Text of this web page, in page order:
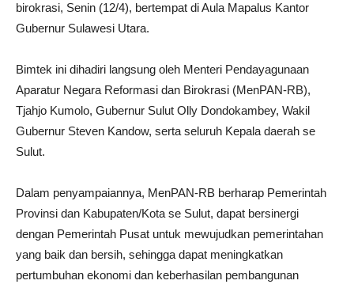
birokrasi, Senin (12/4), bertempat di Aula Mapalus Kantor
Gubernur Sulawesi Utara.
Bimtek ini dihadiri langsung oleh Menteri Pendayagunaan
Aparatur Negara Reformasi dan Birokrasi (MenPAN-RB),
Tjahjo Kumolo, Gubernur Sulut Olly Dondokambey, Wakil
Gubernur Steven Kandow, serta seluruh Kepala daerah se
Sulut.
Dalam penyampaiannya, MenPAN-RB berharap Pemerintah
Provinsi dan Kabupaten/Kota se Sulut, dapat bersinergi
dengan Pemerintah Pusat untuk mewujudkan pemerintahan
yang baik dan bersih, sehingga dapat meningkatkan
pertumbuhan ekonomi dan keberhasilan pembangunan